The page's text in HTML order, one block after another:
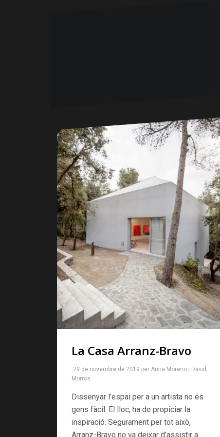
La Casa Arranz-Bravo
29 de novembre de 2019 per Anna Moreno i David
Morros
Dissenyar l’espai per a un artista no és
gens fàcil. El lloc, ha de propiciar la
inspiració. Segurament per tot això,
Arranz-Bravo no va deixar d’assistir a